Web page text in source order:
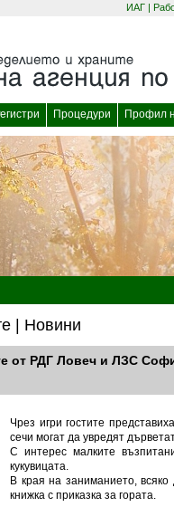
ИАГ |
Процедури Профил
| Новини
от РДГ Ловеч и ЛЗС
Чрез игри гостите
сечи могат да увредят
С интерес малките
кукувицата.
В края на заниманието,
книжка с приказка за гората.